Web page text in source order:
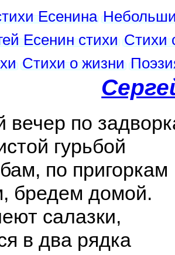
Есенина
Есенин стихи Стихи
Стихи о жизни
вечер по
гурьбой
по пригоркам
бредем домой.
салазки,
в два рядка